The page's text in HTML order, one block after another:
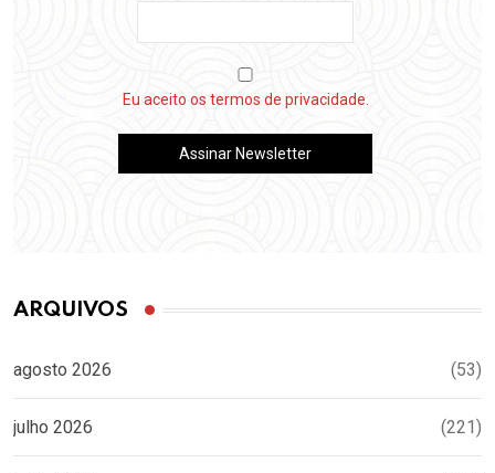
Eu aceito os termos de privacidade.
ARQUIVOS
agosto 2026 (53)
julho 2026 (221)